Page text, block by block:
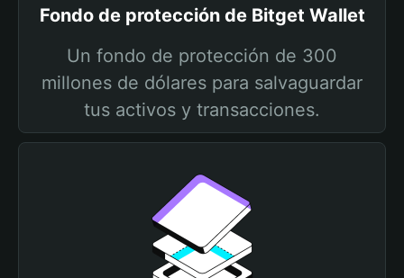
Fondo de protección de Bitget Wallet
Un fondo de protección de 300
millones de dólares para salvaguardar
tus activos y transacciones.